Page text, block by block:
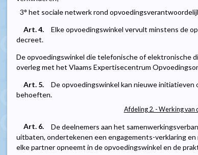
3° het sociale netwerk rond
Art. 4.
Elke opvoedingswinkel vervult minstens de
decreet.
De opvoedingswinkel die telefonische of elektronische
overleg met het Vlaams Expertisecentrum
Art. 5.
De opvoedingswinkel kan nieuwe
behoeften.
Afdeling 2. - Werking van
Art. 6.
De deelnemers aan het
uitbaten, ondertekenen een engagements-verklaring
elke partner opneemt in de opvoedingswinkel en de